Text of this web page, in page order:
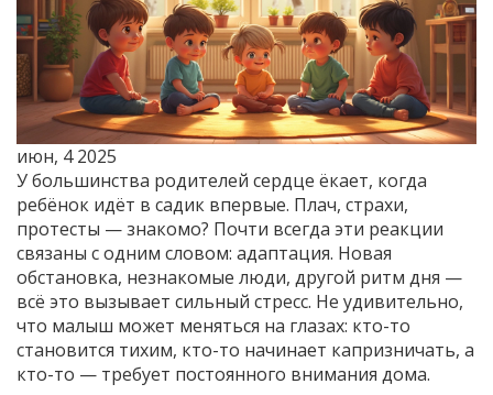
июн, 4 2025
У большинства родителей сердце ёкает, когда
ребёнок идёт в садик впервые. Плач, страхи,
протесты — знакомо? Почти всегда эти реакции
связаны с одним словом: адаптация. Новая
обстановка, незнакомые люди, другой ритм дня —
всё это вызывает сильный стресс. Не удивительно,
что малыш может меняться на глазах: кто-то
становится тихим, кто-то начинает капризничать, а
кто-то — требует постоянного внимания дома.